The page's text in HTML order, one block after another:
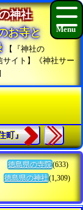
の神社
お寺と
【『神社の
イト】《神社サー
町』
徳島県の寺院(633)
徳島県の神社(1,309)